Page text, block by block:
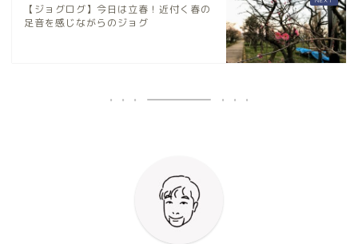
【ジョグログ】今日は立春！近付く春の
足音を感じながらのジョグ